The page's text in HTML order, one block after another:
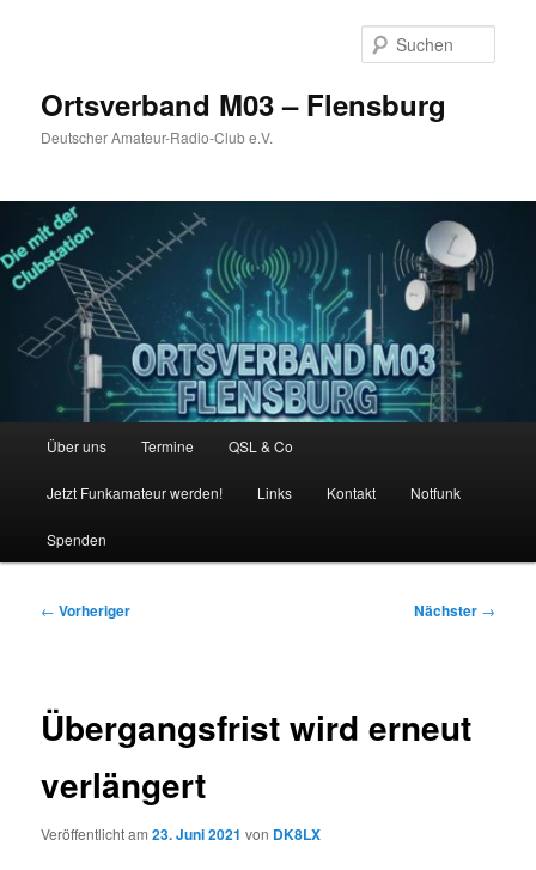
Ortsverband M03 – Flensburg
Deutscher Amateur-Radio-Club e.V.
HauptmenüÜber uns Termine QSL & Co
Jetzt Funkamateur werden! Links Kontakt Notfunk
Spenden
Beitragsnavigation
← Vorheriger Nächster →
Übergangsfrist wird erneut
verlängert
Veröffentlicht am23. Juni 2021 von DK8LX